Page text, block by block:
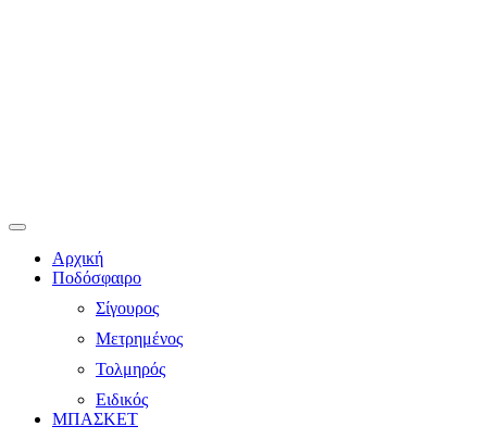
Αρχική
Ποδόσφαιρο
Σίγουρος
Μετρημένος
Τολμηρός
Ειδικός
ΜΠΑΣΚΕΤ